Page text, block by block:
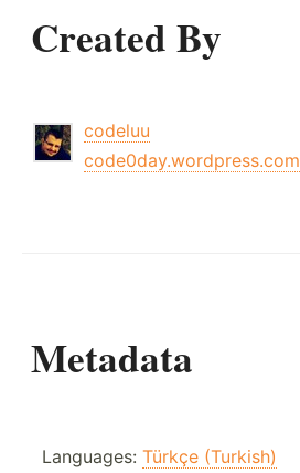
Created By
codeluu
code0day.wordpress.com
Metadata
Languages: Türkçe (Turkish)